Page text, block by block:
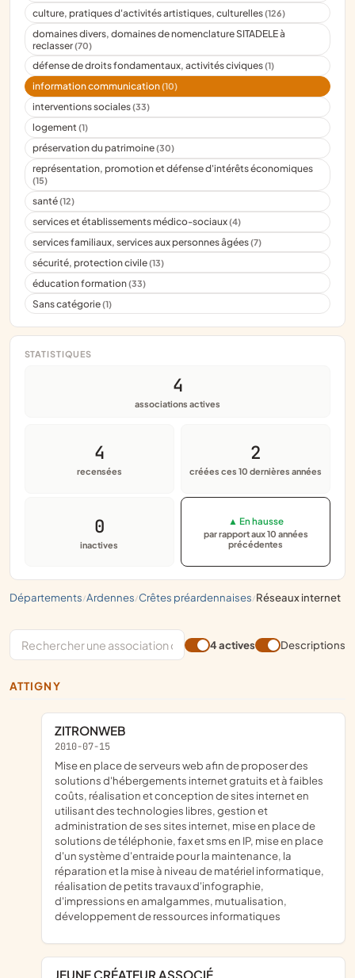
départements/ ardennes/ crêtes préardennaises/ réseaux internet
culture, pratiques d'activités artistiques, culturelles(126)
domaines divers, domaines de nomenclature SITADELE à
reclasser(70)
défense de droits fondamentaux, activités civiques(1)
information communication(10)
interventions sociales(33)
logement(1)
préservation du patrimoine(30)
représentation, promotion et défense d'intérêts économiques
(15)
santé(12)
services et établissements médico-sociaux(4)
services familiaux, services aux personnes âgées(7)
sécurité, protection civile(13)
éducation formation(33)
Sans catégorie(1)
STATISTIQUES
4
associations actives
4
recensées
2
créées ces 10 dernières années
0
inactives
▲ En hausse
par rapport aux 10 années
précédentes
4 actives Descriptions
ATTIGNY
ZITRONWEB
2010-07-15
mise en place de serveurs web afin de proposer des
solutions d'hébergements internet gratuits et à faibles
coûts, réalisation et conception de sites internet en
utilisant des technologies libres, gestion et
administration de ses sites internet, mise en place de
solutions de téléphonie, fax et sms en IP, mise en place
d'un système d'entraide pour la maintenance, la
réparation et la mise à niveau de matériel informatique,
réalisation de petits travaux d'infographie,
d'impressions en amalgammes, mutualisation,
développement de ressources informatiques
JEUNE CRÉATEUR ASSOCIÉ